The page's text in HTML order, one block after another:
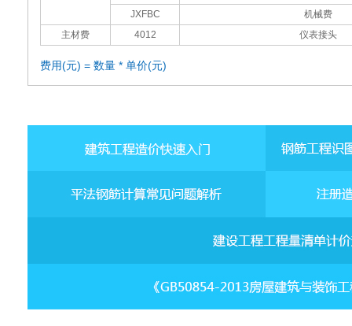
JXFBC
机械费
主材费
4012 仪表接头
费用(元) = 数量 * 单价(元)